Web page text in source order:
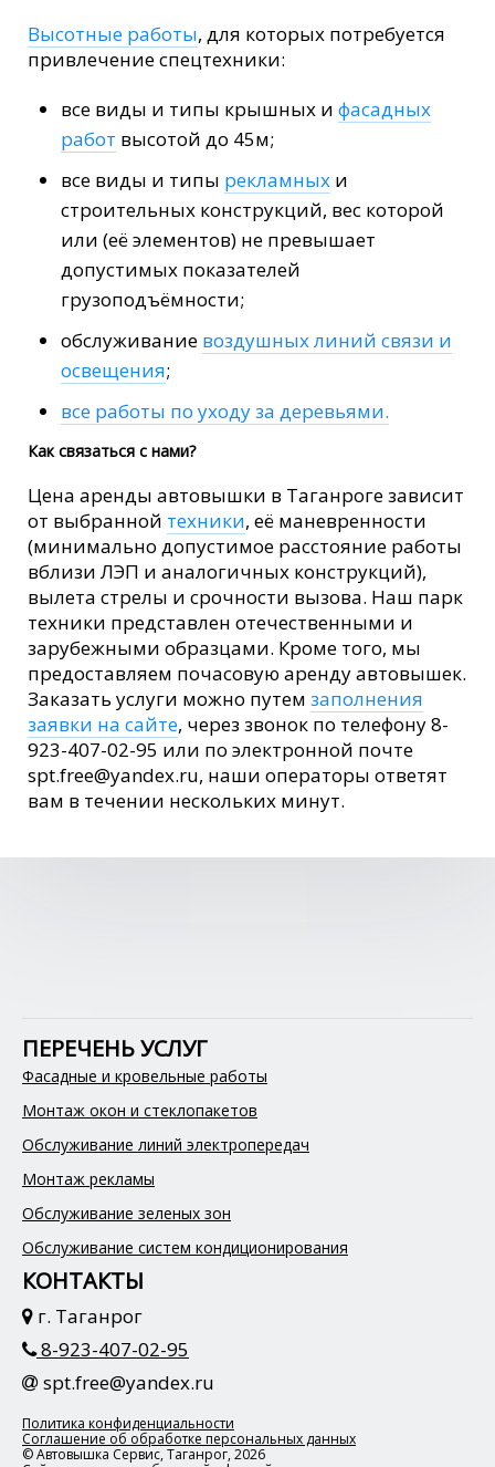
Высотные работы, для которых потребуется
привлечение спецтехники:
все виды и типы крышных и фасадных
работ высотой до 45м;
все виды и типы рекламных и
строительных конструкций, вес которой
или (её элементов) не превышает
допустимых показателей
грузоподъёмности;
обслуживание воздушных линий связи и
освещения;
все работы по уходу за деревьями.
Как связаться с нами?
Цена аренды автовышки в Таганроге зависит
от выбранной техники, её маневренности
(минимально допустимое расстояние работы
вблизи ЛЭП и аналогичных конструкций),
вылета стрелы и срочности вызова. Наш парк
техники представлен отечественными и
зарубежными образцами. Кроме того, мы
предоставляем почасовую аренду автовышек.
Заказать услуги можно путем заполнения
заявки на сайте, через звонок по телефону 8-
923-407-02-95 или по электронной почте
spt.free@yandex.ru, наши операторы ответят
вам в течении нескольких минут.
ПЕРЕЧЕНЬ УСЛУГ
Фасадные и кровельные работы
Монтаж окон и стеклопакетов
Обслуживание линий электропередач
Монтаж рекламы
Обслуживание зеленых зон
Обслуживание систем кондиционирования
КОНТАКТЫ
г. Таганрог
8-923-407-02-95
spt.free@yandex.ru
Политика конфиденциальности
Соглашение об обработке персональных данных
© Автовышка Сервис, Таганрог, 2026